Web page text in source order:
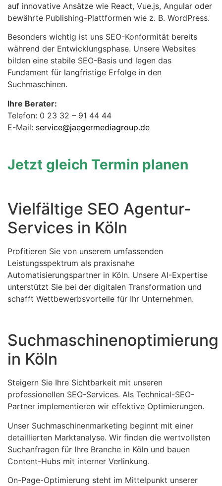
auf innovative Ansätze wie React, Vue.js, Angular oder
bewährte Publishing-Plattformen wie z. B. WordPress.
Besonders wichtig ist uns SEO-Konformität bereits
während der Entwicklungsphase. Unsere Websites
bilden eine stabile SEO-Basis und legen das
Fundament für langfristige Erfolge in den
Suchmaschinen.
Ihre Berater:
Telefon: 0 23 32 – 91 44 44
E-Mail: service@jaegermediagroup.de
Jetzt gleich Termin planen
Vielfältige SEO Agentur-
Services in Köln
Profitieren Sie von unserem umfassenden
Leistungsspektrum als praxisnahe
Automatisierungspartner in Köln. Unsere AI-Expertise
unterstützt Sie bei der digitalen Transformation und
schafft Wettbewerbsvorteile für Ihr Unternehmen.
Suchmaschinenoptimierung
in Köln
Steigern Sie Ihre Sichtbarkeit mit unseren
professionellen SEO-Services. Als Technical-SEO-
Partner implementieren wir effektive Optimierungen.
Unser Suchmaschinenmarketing beginnt mit einer
detaillierten Marktanalyse. Wir finden die wertvollsten
Suchanfragen für Ihre Branche in Köln und bauen
Content-Hubs mit interner Verlinkung.
On-Page-Optimierung steht im Mittelpunkt unserer